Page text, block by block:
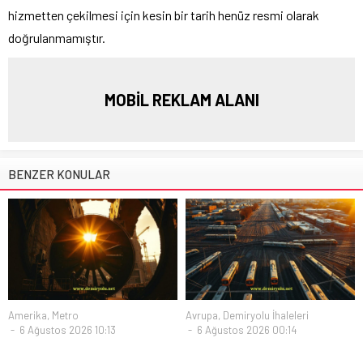
hizmetten çekilmesi için kesin bir tarih henüz resmi olarak
doğrulanmamıştır.
MOBİL REKLAM ALANI
BENZER KONULAR
Amerika, Metro
6 Ağustos 2026 10:13
Avrupa, Demiryolu İhaleleri
6 Ağustos 2026 00:14